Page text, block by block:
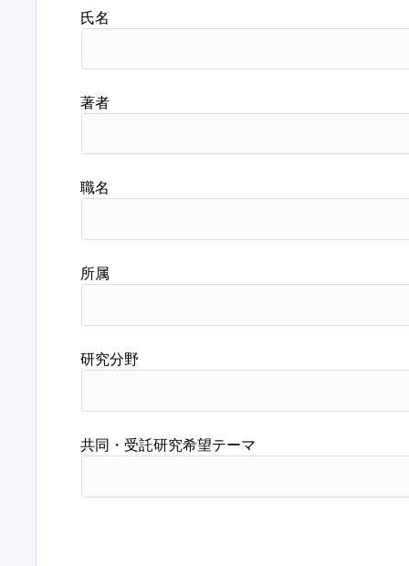
氏名
著者
職名
所属
研究分野
共同・受託研究希望テーマ